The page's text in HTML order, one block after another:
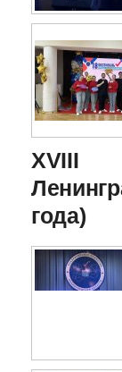
XVIII
года)